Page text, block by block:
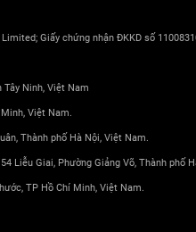
Giấy chứng nhận ĐKKD số
Tây Ninh, Việt Nam
Việt Nam.
Thành phố Hà Nội, Việt Nam.
Liễu Giai, Phường Giảng Võ, Thành phố
TP Hồ Chí Minh, Việt Nam.